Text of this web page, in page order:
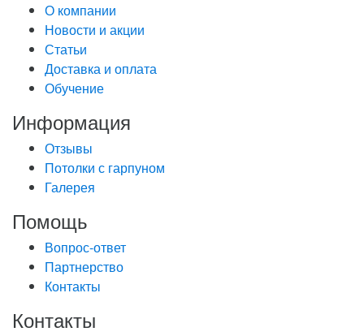
О компании
Новости и акции
Статьи
Доставка и оплата
Обучение
Информация
Отзывы
Потолки с гарпуном
Галерея
Помощь
Вопрос-ответ
Партнерство
Контакты
Контакты